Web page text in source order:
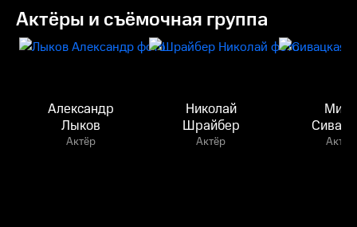
Актёры и съёмочная группа
Александр
Лыков
Актёр
Николай
Шрайбер
Актёр
Мила
Актёр